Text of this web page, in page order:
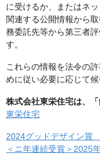
に受けるか、またはネ
関連する公開情報から
務委託先等から第三者
す。
これらの情報を法令の
めに従い必要に応じて
株式会社東栄住宅は、
東栄住宅
2024グッドデザイン賞
＜ニ年連続受賞＞2025